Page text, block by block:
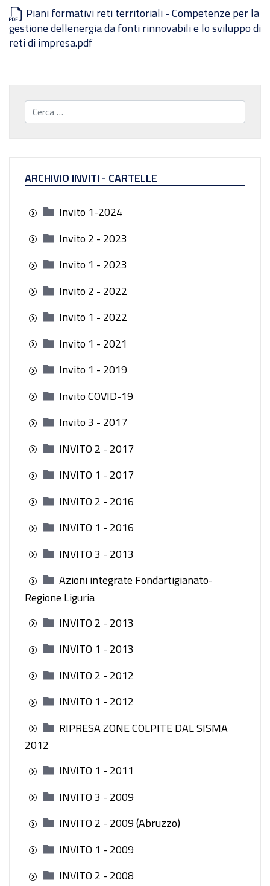
Piani formativi reti territoriali - Competenze per la
gestione dellenergia da fonti rinnovabili e lo sviluppo di
reti di impresa.pdf
Cerca...
ARCHIVIO INVITI - CARTELLE
Invito 1-2024
Invito 2 - 2023
Invito 1 - 2023
Invito 2 - 2022
Invito 1 - 2022
Invito 1 - 2021
Invito 1 - 2019
Invito COVID-19
Invito 3 - 2017
INVITO 2 - 2017
INVITO 1 - 2017
INVITO 2 - 2016
INVITO 1 - 2016
INVITO 3 - 2013
Azioni integrate Fondartigianato-
Regione Liguria
INVITO 2 - 2013
INVITO 1 - 2013
INVITO 2 - 2012
INVITO 1 - 2012
RIPRESA ZONE COLPITE DAL SISMA
2012
INVITO 1 - 2011
INVITO 3 - 2009
INVITO 2 - 2009 (Abruzzo)
INVITO 1 - 2009
INVITO 2 - 2008